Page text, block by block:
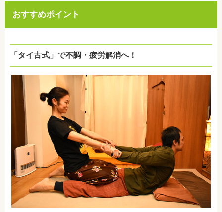
おすすめポイント
「タイ古式」で不調・疲労解消へ！